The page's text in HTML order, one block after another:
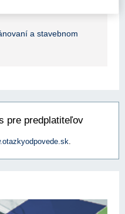
a stavebnom
pre predplatiteľov
.